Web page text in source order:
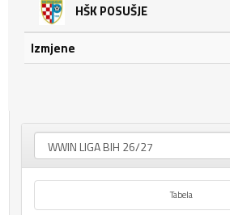
HŠK POSUŠJE
Izmjene
Tabela